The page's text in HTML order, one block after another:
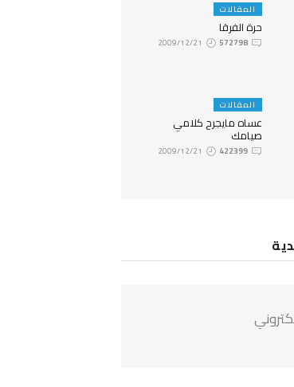
المقالات
حرة الفرقا
572798
المقالات
عساه مايجرح كلامي
صيامك
422399